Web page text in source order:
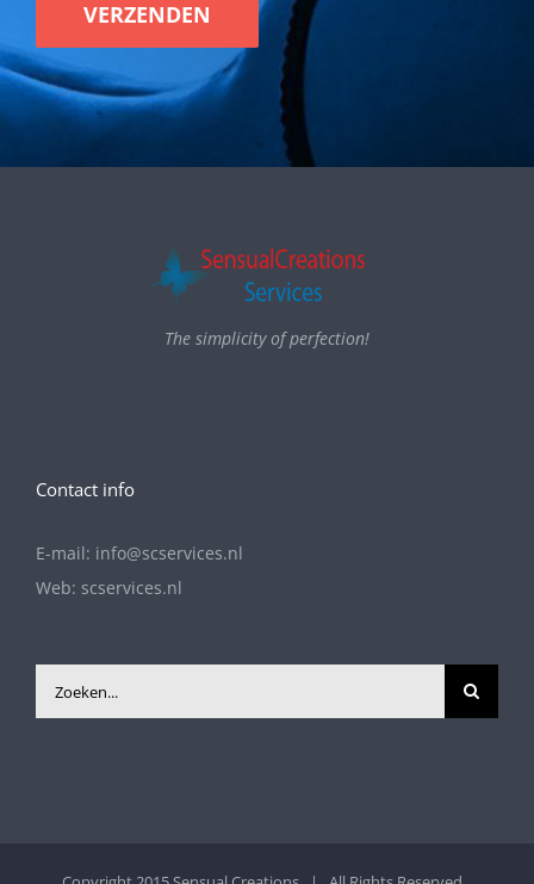
The simplicity of perfection!
Contact info
E-mail: info@scservices.nl
Web: scservices.nl
Zoeken
naar: